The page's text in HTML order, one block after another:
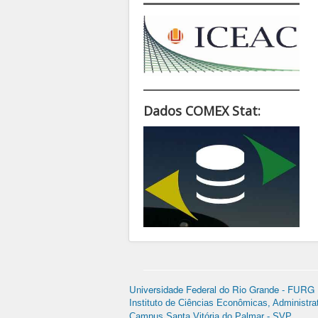
Dados COMEX Stat:
Universidade Federal do Rio Grande - FURG
Instituto de Ciências Econômicas,